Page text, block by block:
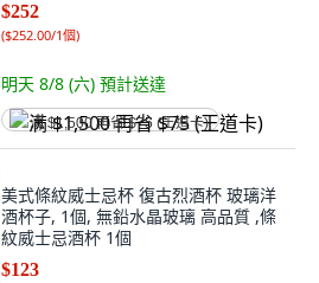
$252
($252.00/1個)
明天 8/8 (六) 預計送達
满 $1,500 再省 $75 (王道卡)
美式條紋威士忌杯 復古烈酒杯 玻璃洋
酒杯子, 1個, 無鉛水晶玻璃 高品質 ,條
紋威士忌酒杯 1個
$123